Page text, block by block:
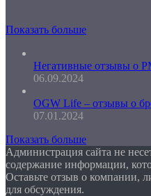
Показать больше
Негативные отзывы о
06.09.2024
OGW Life – отзывы о
07.01.2024
Показать больше
Администрация сайта не
содержание информации,
Оставьте отзыв о компании,
для обсуждения.